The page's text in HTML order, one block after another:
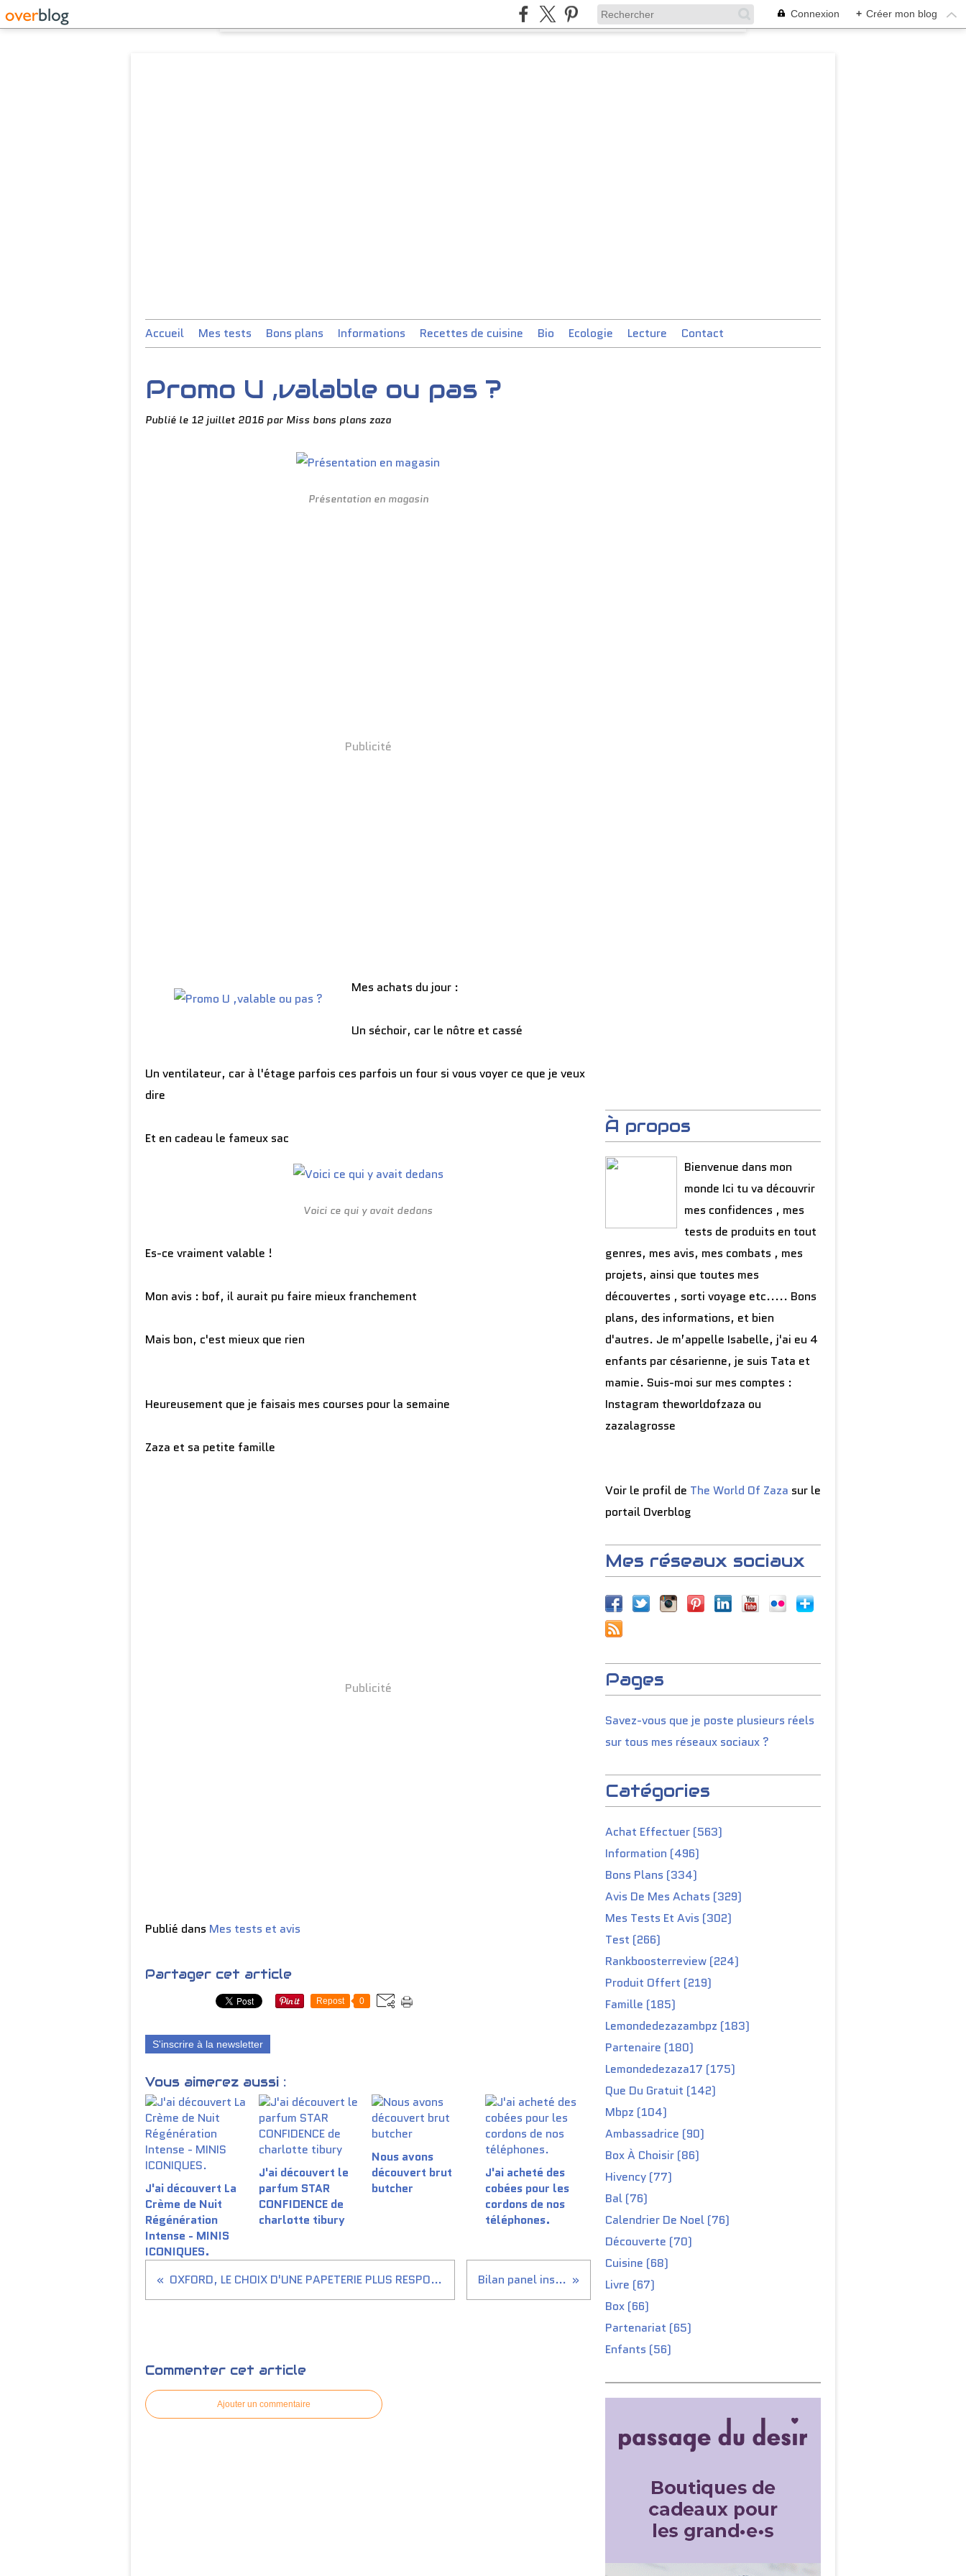
Connexion + Créer mon blog
Accueil Mes tests Bons plans Informations Recettes de cuisine Bio Ecologie Lecture Contact
Promo U ,valable ou pas ?
Publié le 12 juillet 2016 par Miss bons plans zaza
Présentation en magasin
Publicité
Mes achats du jour :
Un séchoir, car le nôtre et cassé
Un ventilateur, car à l'étage parfois ces parfois un four si vous voyer ce que je veux
dire
Et en cadeau le fameux sac
Voici ce qui y avait dedans
Es-ce vraiment valable !
Mon avis : bof, il aurait pu faire mieux franchement
Mais bon, c'est mieux que rien
Heureusement que je faisais mes courses pour la semaine
Zaza et sa petite famille
Publicité
Publié dans Mes tests et avis
Partager cet article
Repost 0
S'inscrire à la newsletter
Vous aimerez aussi :
J'ai découvert La
Crème de Nuit
Régénération
Intense - MINIS
ICONIQUES.
J'ai découvert le
parfum STAR
CONFIDENCE de
charlotte tibury
Nous avons
découvert brut
butcher
J'ai acheté des
cobées pour les
cordons de nos
téléphones. ​
OXFORD, LE CHOIX D'UNE PAPETERIE PLUS RESPONSABLE ! Bilan panel institut
Commenter cet article
Ajouter un commentaire
À propos
Bienvenue dans mon
monde Ici tu va découvrir
mes confidences , mes
tests de produits en tout
genres, mes avis, mes combats , mes
projets, ainsi que toutes mes
découvertes , sorti voyage etc..... Bons
plans, des informations, et bien
d'autres. Je m’appelle Isabelle, j'ai eu 4
enfants par césarienne, je suis Tata et
mamie. Suis-moi sur mes comptes :
Instagram theworldofzaza ou
zazalagrosse
Voir le profil de The World Of Zaza sur le
portail Overblog
Mes réseaux sociaux
Pages
Savez-vous que je poste plusieurs réels
sur tous mes réseaux sociaux ?
Catégories
Achat Effectuer (563)
Information (496)
Bons Plans (334)
Avis De Mes Achats (329)
Mes Tests Et Avis (302)
Test (266)
Rankboosterreview (224)
Produit Offert (219)
Famille (185)
Lemondedezazambpz (183)
Partenaire (180)
Lemondedezaza17 (175)
Que Du Gratuit (142)
Mbpz (104)
Ambassadrice (90)
Box À Choisir (86)
Hivency (77)
Bal (76)
Calendrier De Noel (76)
Découverte (70)
Cuisine (68)
Livre (67)
Box (66)
Partenariat (65)
Enfants (56)